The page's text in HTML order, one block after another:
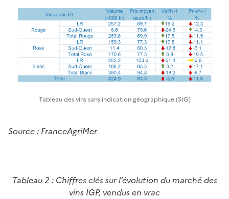
Tableau des vins sans indication géographique (SIG)
Source : FranceAgriMer
Tableau 2 : Chiffres clés sur l’évolution du marché des
vins IGP, vendus en vrac